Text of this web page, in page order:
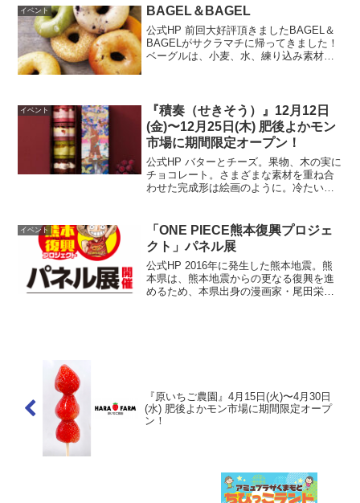
びっこサーキットも登場！足こぎゴーカ
ートでゴー...
イベント BAGEL＆BAGEL
公式HP 前回大好評頂きましたBAGEL＆
BAGELがサクラマチに帰ってきました！
ベーグルは、小麦、水、練り込み素材等
まみとほのかな...
イベント
『積奏（せきそう）』12月12日
(金)〜12月25日(木) 肥後よかモン
市場に期間限定オープン！
公式HP バターとチーズ。果物、木の実に
チョコレート。さまざまな素材を重ね合
わせた完成形は絵画のように。冷たいの
を思い出したり、旅に出かけてみたくな
ったり。漂う雲のよう...
イベント
「ONE PIECE熊本復興プロジェ
クト」パネル展
公式HP 2016年に発生した熊本地震。熊
本県は、熊本地震からの更なる復興を進
めるため、本県出身の漫画家・尾田栄一
『原いちご農園』4月15日(火)〜4月30日
(水) 肥後よかモン市場に期間限定オープ
ン！